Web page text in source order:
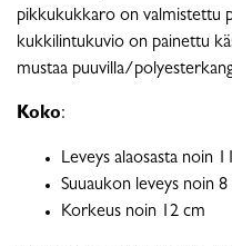
pikkukukkaro on valmistettu
kukkilintukuvio on painettu
mustaa puuvilla/
Koko:
Leveys alaosasta noin
Suuaukon leveys noin 8
Korkeus noin 12 cm